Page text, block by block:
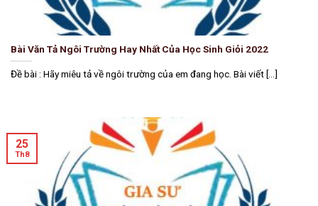
Bài Văn Tả Ngôi Trường Hay Nhất Của Học Sinh Giỏi 2022
Đề bài : Hãy miêu tả về ngôi trường của em đang học. Bài viết [...]
25
Th8